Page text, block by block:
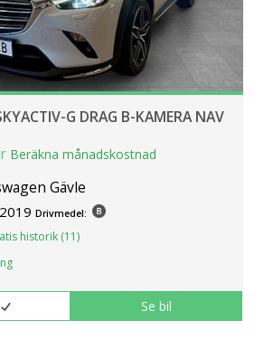
G DRAG B-KAMERA NAV
Beräkna månadskostnad
Gävle
2019 Drivmedel:
historik (11)
Se bil